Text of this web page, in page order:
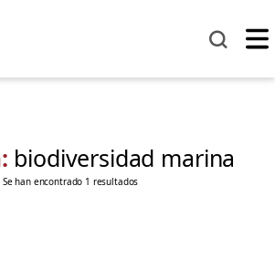
biodiversidad marina
Se han encontrado 1 resultados